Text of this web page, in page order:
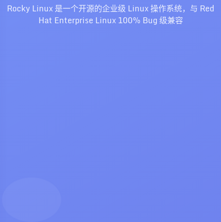
Rocky Linux 是一个开源的企业级 Linux 操作系统，与 Red
Hat Enterprise Linux 100% Bug 级兼容